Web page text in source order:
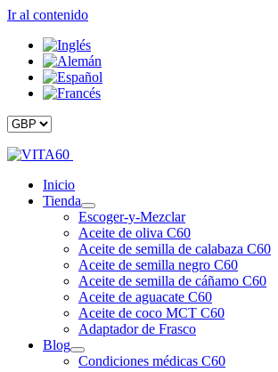
Ir al contenido
Inicio
Tienda
Escoger-y-Mezclar
Aceite de oliva C60
Aceite de semilla de calabaza C60
Aceite de semilla negro C60
Aceite de semilla de cáñamo C60
Aceite de aguacate C60
Aceite de coco MCT C60
Adaptador de Frasco
Blog
Condiciones médicas C60